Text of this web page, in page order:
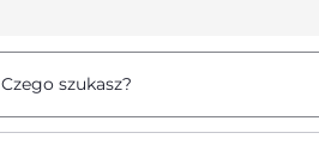
Czego szukasz?